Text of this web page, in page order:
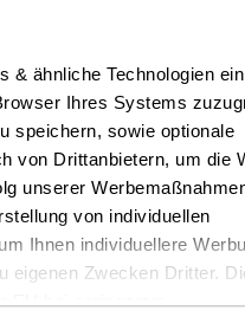
& ähnliche Technologien
Ihres Systems
speichern, sowie optionale
von Drittanbietern, um die
unserer
von individuellen
Ihnen individuellere
eigenen Zwecken Dritter.
EU bei geringerem
von nicht im Rahmen
der Bekanntmachung
erklärt, dass er eine